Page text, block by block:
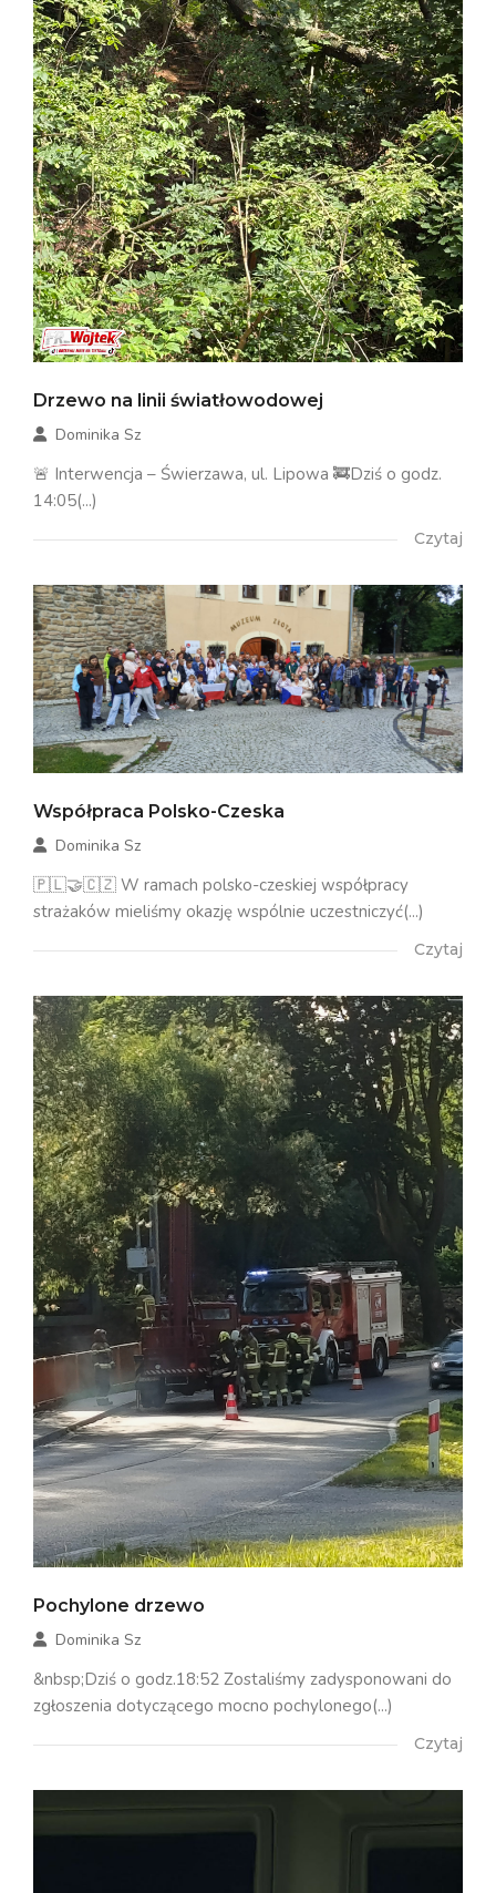
Drzewo na linii światłowodowej
Dominika Sz
🚨 Interwencja – Świerzawa, ul. Lipowa 🚒Dziś o godz.
14:05(...)
Czytaj
Współpraca Polsko-Czeska
Dominika Sz
🇵🇱🤝🇨🇿 W ramach polsko-czeskiej współpracy
strażaków mieliśmy okazję wspólnie uczestniczyć(...)
Czytaj
Pochylone drzewo
Dominika Sz
&nbsp;Dziś o godz.18:52 Zostaliśmy zadysponowani do
zgłoszenia dotyczącego mocno pochylonego(...)
Czytaj